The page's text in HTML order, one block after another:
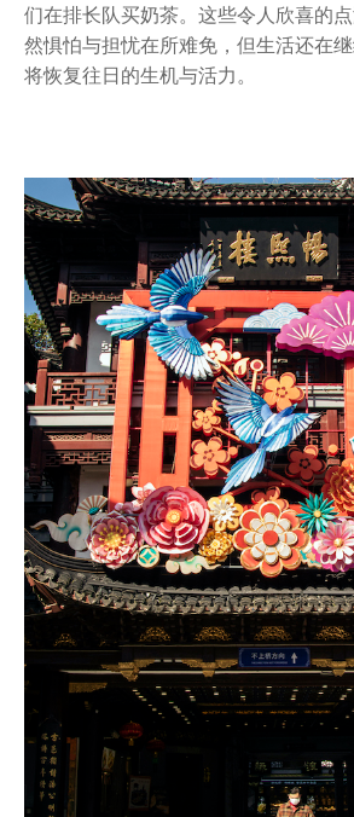
们在排长队买奶茶。这些令人欣喜的
然惧怕与担忧在所难免，但生活还在
将恢复往日的生机与活力。